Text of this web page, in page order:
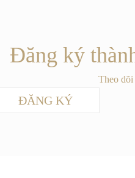
Đăng ký
Theo dõi
ĐĂNG KÝ